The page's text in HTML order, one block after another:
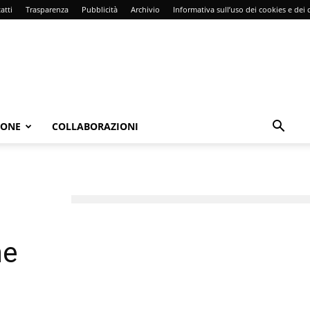
Trasparenza Pubblicità Archivio Informativa sull’uso dei cookies e dei
COLLABORAZIONI